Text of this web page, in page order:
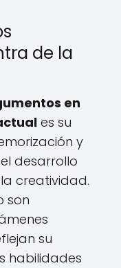
de la
en
es su
y
desarrollo
creatividad.
son
su
habilidades